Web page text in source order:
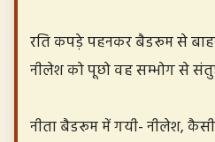
रति कपड़े पहनकर बैडरूम से
नीलेश को पूछो वह सम्भोग से
नीता बैडरूम में गयी- नीलेश,